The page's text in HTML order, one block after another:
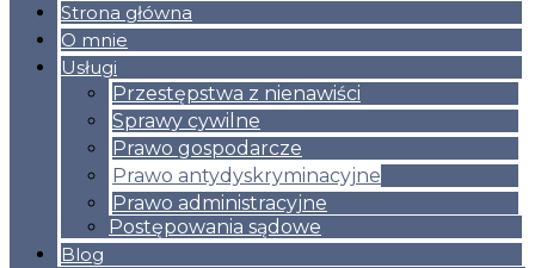
Strona główna
O mnie
Usługi
Przestępstwa z nienawiści
Sprawy cywilne
Prawo gospodarcze
Prawo antydyskryminacyjne
Prawo administracyjne
Postępowania sądowe
Blog